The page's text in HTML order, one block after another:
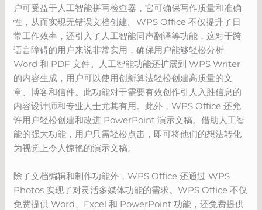
户可受益于人工智能拼写检查器，它可确保写作质量和准确
性，从而实现无错误文档创建。WPS Office 不仅提升了日
常工作效率，还引入了人工智能同声翻译等功能，这对于跨
语言障碍的用户来说非常实用，确保用户能够轻松分析
Word 和 PDF 文件。人工智能功能还扩展到 WPS Writer
的内容生成，用户可以使用创新算法轻松创建高质量的文
章、博客和信件。此功能对于需要有效创作引人入胜信息的
内容设计师和专业人士尤其有用。此外，WPS Office 还允
许用户轻松创建和改进 PowerPoint 演示文稿。借助人工智
能的强大功能，用户只需轻松点击，即可将他们的想法转化
为视觉上令人惊艳的演示文稿。
除了文档编辑和制作功能外，WPS Office 还通过 WPS
Photos 实现了对灵活多媒体功能的需求。WPS Office 不仅
免费提供 Word、Excel 和 PowerPoint 功能，还免费提供